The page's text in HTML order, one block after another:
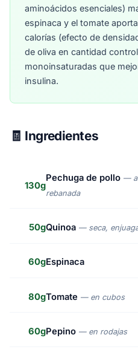
aminoácidos esenciales)
espinaca y el tomate
calorías (efecto de
de oliva en cantidad
monoinsaturadas que
insulina.
🧾 Ingredientes
130g
Pechuga de pollo — a
rebanada
50gQuinoa — seca,
60gEspinaca
80gTomate — en cubos
60gPepino — en rodajas